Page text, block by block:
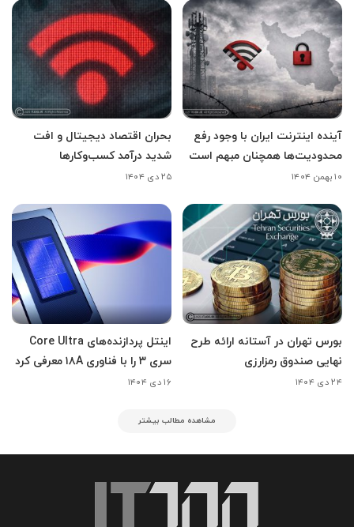
آینده اینترنت ایران با وجود رفع
محدودیت‌ها همچنان مبهم است
۱۰ بهمن ۱۴۰۴
بحران اقتصاد دیجیتال و افت
شدید درآمد کسب‌وکارها
۲۵ دی ۱۴۰۴
بورس تهران در آستانه ارائه طرح
نهایی صندوق رمزارزی
۲۴ دی ۱۴۰۴
اینتل پردازنده‌های Core Ultra
سری ۳ را با فناوری ۱۸A معرفی کرد
۱۶ دی ۱۴۰۴
مشاهده مطالب بیشتر